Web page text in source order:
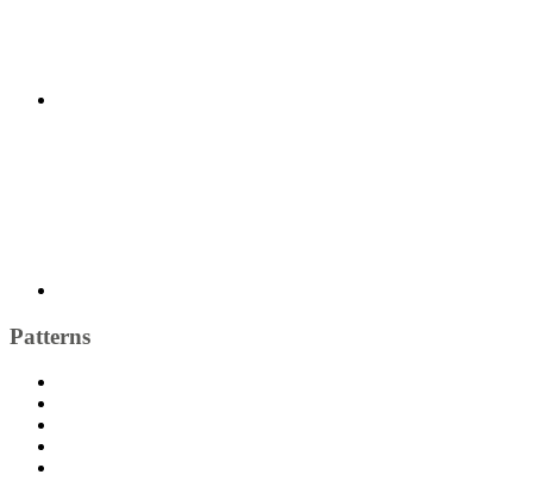
Patterns